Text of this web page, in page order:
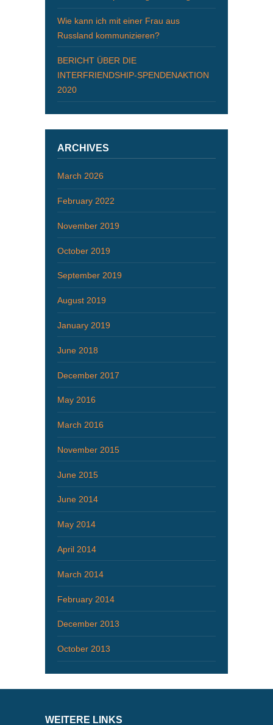
Wie kann ich mit einer Frau aus
Russland kommunizieren?
BERICHT ÜBER DIE
INTERFRIENDSHIP-SPENDENAKTION
2020
ARCHIVES
March 2026
February 2022
November 2019
October 2019
September 2019
August 2019
January 2019
June 2018
December 2017
May 2016
March 2016
November 2015
June 2015
June 2014
May 2014
April 2014
March 2014
February 2014
December 2013
October 2013
WEITERE LINKS